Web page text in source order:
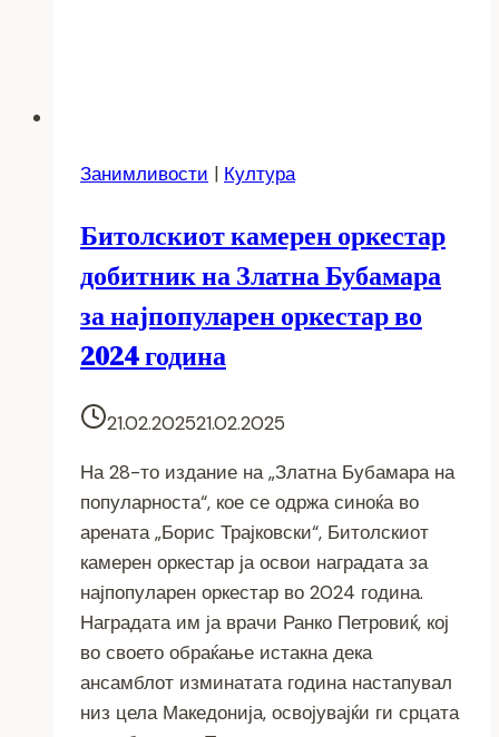
Занимливости | Култура
Битолскиот камерен оркестар
добитник на Златна Бубамара
за најпопуларен оркестар во
2024 година
21.02.202521.02.2025
На 28-то издание на „Златна Бубамара на
популарноста“, кое се одржа синоќа во
арената „Борис Трајковски“, Битолскиот
камерен оркестар ја освои наградата за
најпопуларен оркестар во 2024 година.
Наградата им ја врачи Ранко Петровиќ, кој
во своето обраќање истакна дека
ансамблот изминатата година настапувал
низ цела Македонија, освојувајќи ги срцата